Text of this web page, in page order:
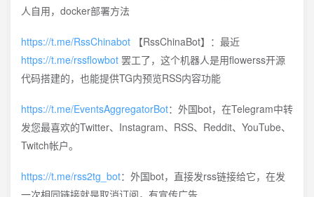
人自用，docker部署方法
https://t.me/RssChinabot 【RssChinaBot】：最近
https://t.me/rssflowbot 罢工了，这个机器人是用flowerss开源
代码搭建的，也能提供TG内预览RSS内容功能
https://t.me/EventsAggregatorBot：外国bot，在Telegram中转
发您最喜欢的Twitter、Instagram、RSS、Reddit、YouTube、
Twitch帐户。
https://t.me/rss2tg_bot：外国bot，直接发rss链接给它，在发
一次相同链接就是取消订阅，有宣传广告